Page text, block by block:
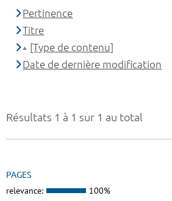
Résultats 1 à 1 sur 1 au total
PAGES
relevance: 100%
Pertinence
Titre
[Type de contenu]
Date de dernière modification